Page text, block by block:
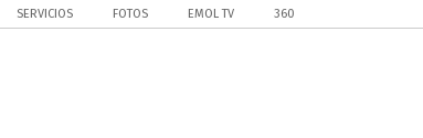
SERVICIOS FOTOS EMOL TV 360